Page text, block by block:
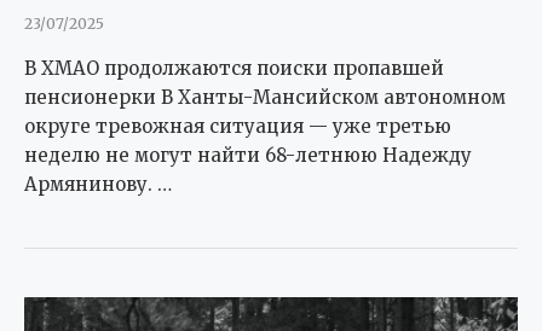
23/07/2025
В ХМАО продолжаются поиски пропавшей
пенсионерки В Ханты-Мансийском автономном
округе тревожная ситуация — уже третью
неделю не могут найти 68-летнюю Надежду
Армянинову. …